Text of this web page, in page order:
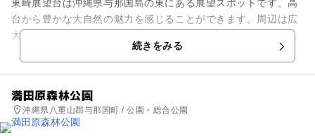
東崎展望台は沖縄県与那国島の東にある展望スポットです。高
台から豊かな大自然の魅力を感じることができます。周辺は広
大な牧草地帯となっていて、放牧されている与那国馬や牛と触
れ合うこともできます。ベン...続きをみる
満田原森林公園
沖縄県八重山郡与那国町 / 公園・総合公園